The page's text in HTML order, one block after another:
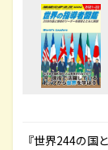
『世界244の